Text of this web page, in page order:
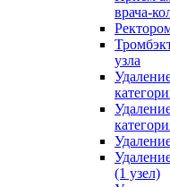
врача-
узла
(1 узел)